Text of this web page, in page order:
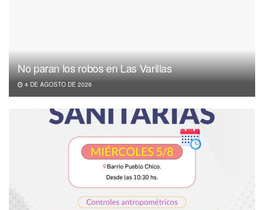
No paran los robos en Las Varillas
4 DE AGOSTO DE 2026